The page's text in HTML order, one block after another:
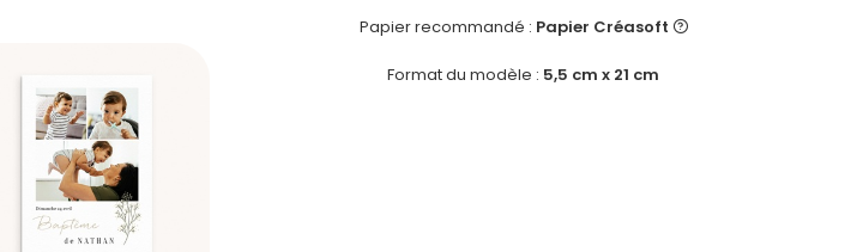
Papier recommandé : Papier Créasoft
Format du modèle : 5,5 cm x 21 cm